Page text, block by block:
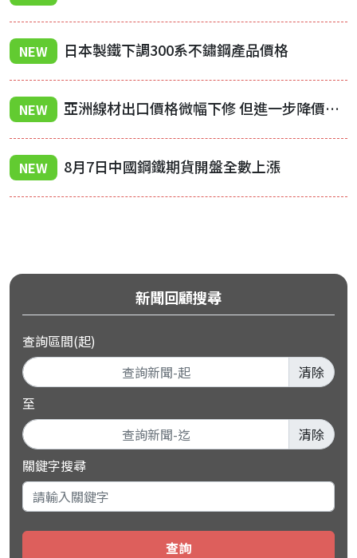
NEW 日本製鐵下調300系不鏽鋼產品價格
NEW 亞洲線材出口價格微幅下修 但進一步降價機率低
NEW 8月7日中國鋼鐵期貨開盤全數上漲
新聞回顧搜尋
查詢區間(起)
清除
至
清除
關鍵字搜尋
查詢